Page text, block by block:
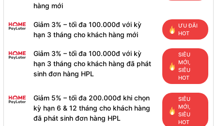
hàng mới
Giảm 3% – tối đa 100.000đ với kỳ
hạn 3 tháng cho khách hàng mới
ƯU ĐÃI
HOT
Giảm 3% – tối đa 100.000đ với kỳ
hạn 3 tháng cho khách hàng đã phát
sinh đơn hàng HPL
SIÊU
MỚI,
SIÊU
HOT
Giảm 5% – tối đa 200.000đ khi chọn
kỳ hạn 6 & 12 tháng cho khách hàng
đã phát sinh đơn hàng HPL
SIÊU
MỚI,
SIÊU
HOT